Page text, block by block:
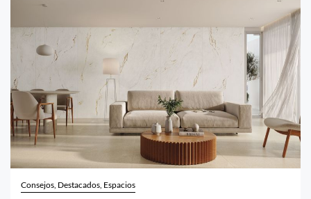
Consejos, Destacados, Espacios